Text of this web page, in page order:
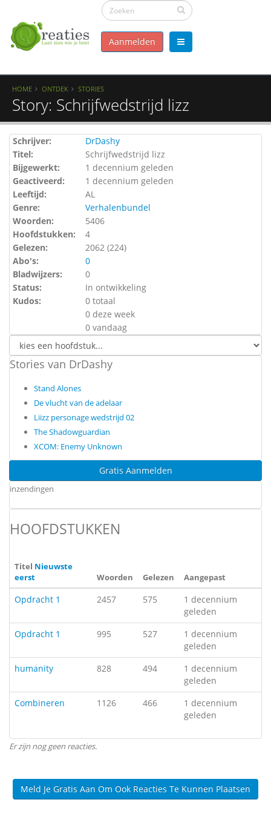
Aanmelden
HOME ONTDEK STORIES
Story: Schrijfwedstrijd lizz
Schrijver:
DrDashy
Titel:
Schrijfwedstrijd lizz
Bijgewerkt:
1 decennium geleden
Geactiveerd:
1 decennium geleden
Leeftijd:
AL
Genre:
Verhalenbundel
Woorden:
5406
Hoofdstukken:
4
Gelezen:
2062 (224)
Abo's:
0
Bladwijzers:
0
Status:
In ontwikkeling
Kudos:
0 totaal
0 deze week
0 vandaag
Stories van DrDashy
Stand Alones
De vlucht van de adelaar
Liizz personage wedstrijd 02
The Shadowguardian
XCOM: Enemy Unknown
Gratis Aanmelden
inzendingen
HOOFDSTUKKEN
Titel Nieuwste
eerst
Woorden Gelezen Aangepast
Opdracht 1 2457 575
1 decennium
geleden
Opdracht 1
995 527
1 decennium
geleden
humanity
828 494
1 decennium
geleden
Combineren
1126 466
1 decennium
geleden
Er zijn nog geen reacties.
Meld Je Gratis Aan Om Ook Reacties Te Kunnen Plaatsen